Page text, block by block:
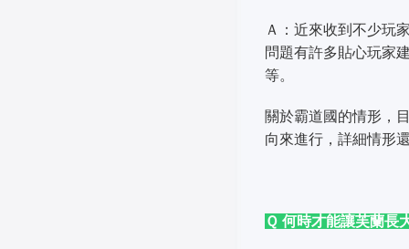
Ａ：近來收到不少玩
問題有許多貼心玩家
等。
關於霸道國的情形，
向來進行，詳細情形
Ｑ 何時才能讓芙蘭長